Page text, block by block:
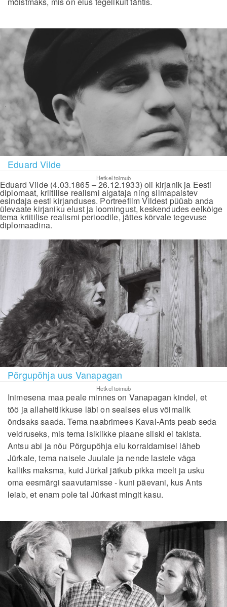
Eduard Vilde
Hetkel toimub
Eduard Vilde (4.03.1865 – 26.12.1933) oli kirjanik ja Eesti
diplomaat, kriitilise realismi algataja ning silmapaistev
esindaja eesti kirjanduses. Portreefilm Vildest püüab anda
ülevaate kirjaniku elust ja loomingust, keskendudes eelkõige
tema kriitilise realismi perioodile, jättes kõrvale tegevuse
diplomaadina.
Põrgupõhja uus Vanapagan
Hetkel toimub
Inimesena maa peale minnes on Vanapagan kindel, et
töö ja allaheitlikkuse läbi on sealses elus võimalik
õndsaks saada. Tema naabrimees Kaval-Ants peab seda
veidruseks, mis tema isiklikke plaane siiski ei takista.
Antsu abi ja nõu Põrgupõhja elu korraldamisel läheb
Jürkale, tema naisele Juulale ja nende lastele väga
kalliks maksma, kuid Jürkal jätkub pikka meelt ja usku
oma eesmärgi saavutamisse - kuni päevani, kus Ants
leiab, et enam pole tal Jürkast mingit kasu.